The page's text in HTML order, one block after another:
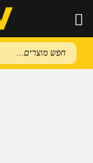
Products
search